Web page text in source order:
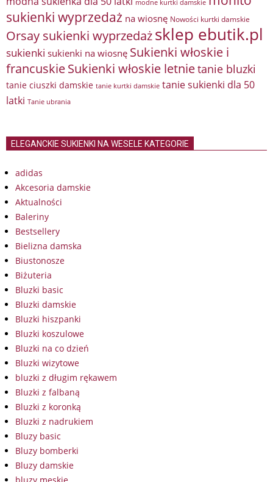
modne kurtki damskie
sukienki wyprzedaż na wiosnę Nowości kurtki damskie
Orsay sukienki wyprzedażsklep ebutik.pl
sukienki sukienki na wiosnę Sukienki włoskie i
francuskieSukienki włoskie letnietanie bluzki
tanie ciuszki damskie tanie kurtki damskie tanie sukienki dla 50
latki Tanie ubrania
ELEGANCKIE SUKIENKI NA WESELE KATEGORIE
adidas
Akcesoria damskie
Aktualności
Baleriny
Bestsellery
Bielizna damska
Biustonosze
Biżuteria
Bluzki basic
Bluzki damskie
Bluzki hiszpanki
Bluzki koszulowe
Bluzki na co dzień
Bluzki wizytowe
bluzki z długim rękawem
Bluzki z falbaną
Bluzki z koronką
Bluzki z nadrukiem
Bluzy basic
Bluzy bomberki
Bluzy damskie